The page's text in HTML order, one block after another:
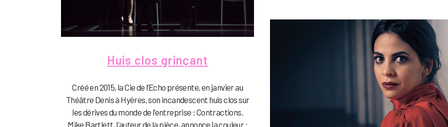
Huis clos grinçant
Créé en 2015, la Cie de l’Echo présente, en janvier au
Théâtre Denis à Hyères, son incandescent huis clos sur
les dérives du monde de l'entreprise : Contractions.
Mike Bartlett, l'auteur de la pièce, annonce la couleur :